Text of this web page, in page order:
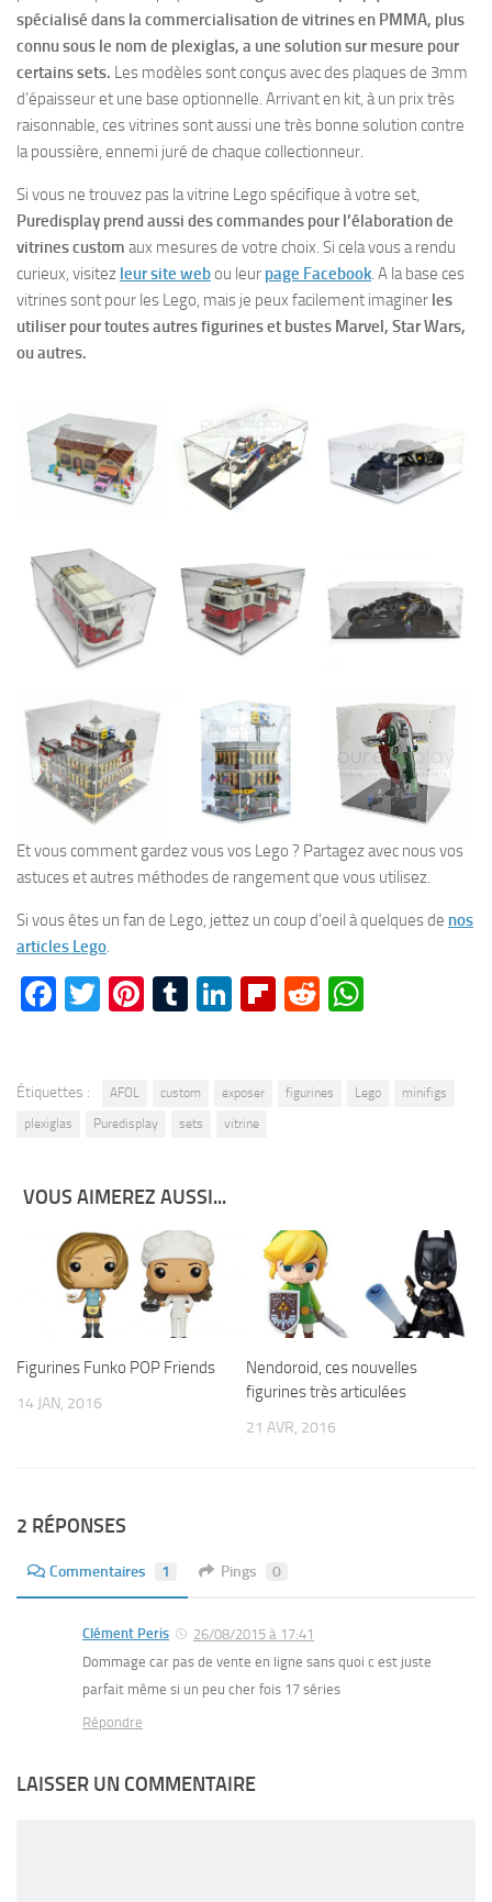
spécialisé dans la commercialisation de vitrines en PMMA, plus
connu sous le nom de plexiglas, a une solution sur mesure pour
certains sets. Les modèles sont conçus avec des plaques de 3mm
d’épaisseur et une base optionnelle. Arrivant en kit, à un prix très
raisonnable, ces vitrines sont aussi une très bonne solution contre
la poussière, ennemi juré de chaque collectionneur.
Si vous ne trouvez pas la vitrine Lego spécifique à votre set,
Puredisplay prend aussi des commandes pour l’élaboration de
vitrines custom aux mesures de votre choix. Si cela vous a rendu
curieux, visitez leur site webou leur page Facebook. A la base ces
vitrines sont pour les Lego, mais je peux facilement imaginer les
utiliser pour toutes autres figurines et bustes Marvel, Star Wars,
ou autres.
Et vous comment gardez vous vos Lego ? Partagez avec nous vos
astuces et autres méthodes de rangement que vous utilisez.
Si vous êtes un fan de Lego, jettez un coup d’oeil à quelques de nos
articles Lego.
Facebook
Twitter
Pinterest
Tumblr
LinkedIn
Flipboard
Reddit
Étiquettes : AFOL custom exposer figurines Lego
minifigs
plexiglas
Puredisplay sets vitrine
VOUS AIMEREZ AUSSI...
Figurines Funko POP Friends
14 JAN, 2016
Nendoroid, ces nouvelles
figurines très articulées
21 AVR, 2016
2 RÉPONSES
Commentaires 1 Pings 0
Clément Peris
26/08/2015 à 17:41
Dommage car pas de vente en ligne sans quoi c est juste
parfait même si un peu cher fois 17 séries
Répondre
LAISSER UN COMMENTAIRE